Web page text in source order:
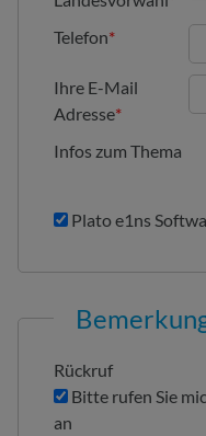
Telefon*
Ihre E-Mail
Adresse*
Infos zum Thema
Plato e1ns
Rückruf
an